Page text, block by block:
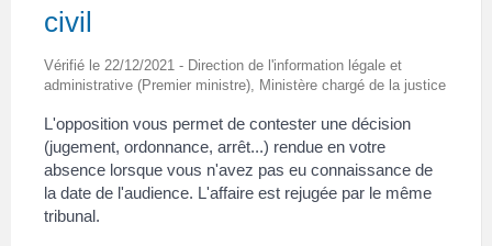
civil
Vérifié le 22/12/2021 - Direction de l'information légale et
administrative (Premier ministre), Ministère chargé de la justice
L'opposition vous permet de contester une décision
(jugement, ordonnance, arrêt...) rendue en votre
absence lorsque vous n'avez pas eu connaissance de
la date de l'audience. L'affaire est rejugée par le même
tribunal.